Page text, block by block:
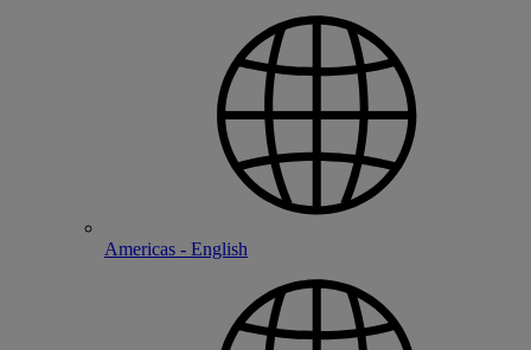
Americas - English